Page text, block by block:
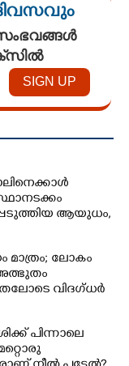
ആയുധം,​
ലോകം
വിദഗ്ധർ
പിന്നാലെ